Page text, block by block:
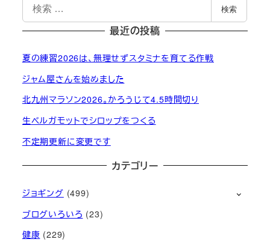
索
検索
最近の投稿
夏の練習2026は、無理せずスタミナを育てる作戦
ジャム屋さんを始めました
北九州マラソン2026。かろうじて4.5時間切り
生ベルガモットでシロップをつくる
不定期更新に変更です
カテゴリー
ジョギング (499)
ブログいろいろ (23)
健康 (229)